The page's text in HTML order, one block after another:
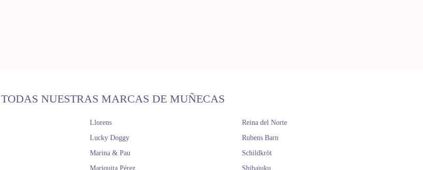
NUESTRAS MARCAS DE MUÑECAS
Llorens
Lucky Doggy
Marina & Pau
Mariquita Pérez
Reina del Norte
Rubens Barn
Schildkröt
Shibajuku